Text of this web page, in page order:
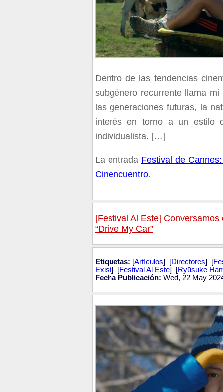
Dentro de las tendencias
subgénero recurrente llama
las generaciones futuras, la
interés en torno a un estilo
individualista. […]
La entrada Festival de
Cinencuentro.
[Festival Al Este]
“Drive My Car”
Etiquetas: [Artículos] [Directores] [
Exist] [Festival Al Este] [Ryūsuke
Fecha Publicación: Wed, 22 May